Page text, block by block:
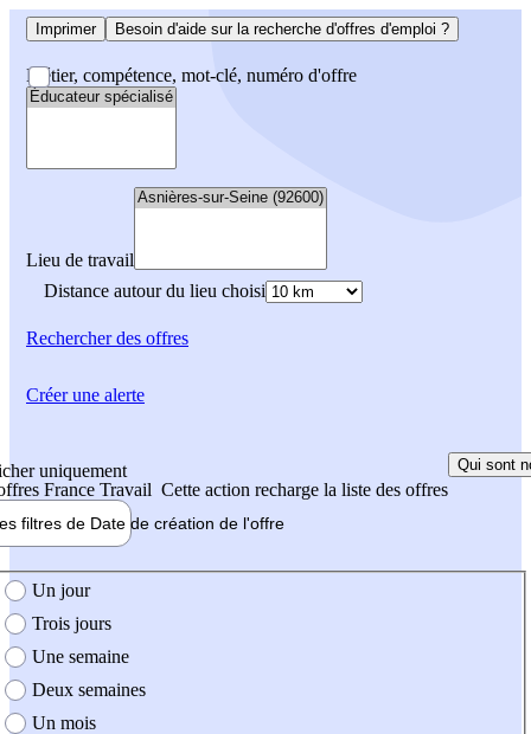
Imprimer Besoin d'aide sur la recherche d'offres d'emploi ?
Métier, compétence, mot-clé, numéro d'offre
Lieu de travail
Distance autour du lieu choisi
Rechercherdes offres
uniquement
France Travail Cette action recharge la liste des offres
Qui sont
filtres de Date de création de l'offre
création de l'offre
Un jour
Trois jours
Une semaine
Deux semaines
Un mois
Créer une alerte